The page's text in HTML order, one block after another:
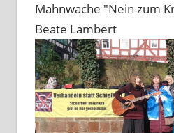
Mahnwache "Nein zum
Beate Lambert